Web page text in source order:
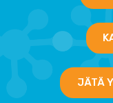
JÄTÄ